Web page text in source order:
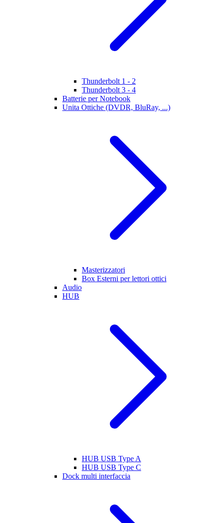
Thunderbolt 1 - 2
Thunderbolt 3 - 4
Batterie per Notebook
Unita Ottiche (DVDR, BluRay, ...)
Masterizzatori
Box Esterni per lettori ottici
Audio
HUB
HUB USB Type A
HUB USB Type C
Dock multi interfaccia